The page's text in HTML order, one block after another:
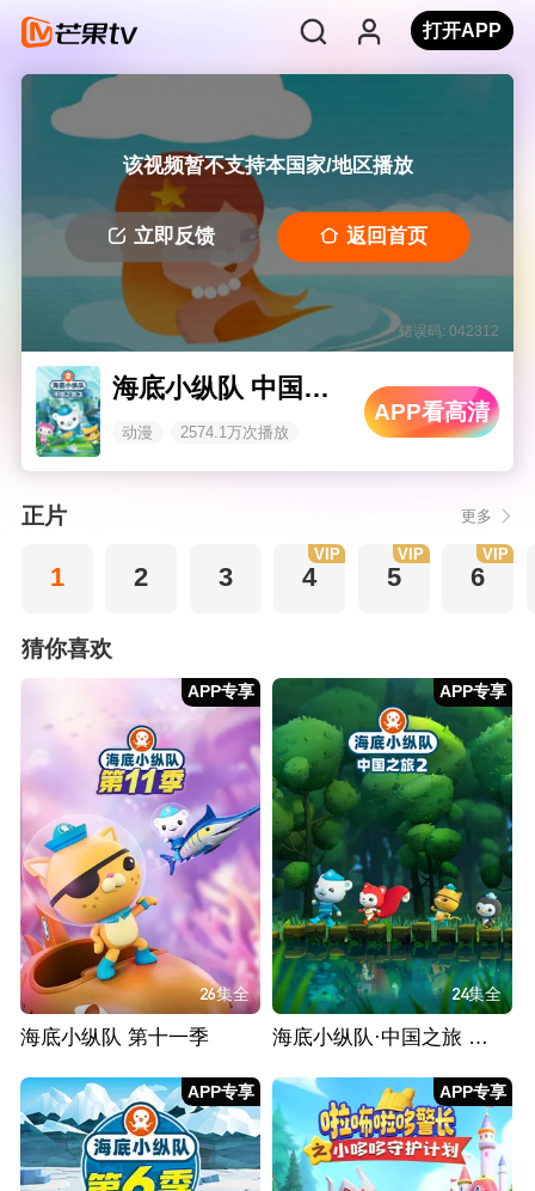
打开APP
该视频暂不支持本国家/地区播放
立即反馈 返回首页
错误码: 042312
海底小纵队 中国之旅3
动漫 2574.1万次播放
APP看高清
正片 更多
1 2 3 4
VIP
5
VIP
6
VIP
猜你喜欢
APP专享
26集全
海底小纵队 第十一季
APP专享
24集全
海底小纵队·中国之旅 第二季
APP专享 APP专享